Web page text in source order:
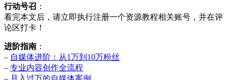
行动号召 ：
看完本文后，请立即执行注册一个资源教程相关账号，并在评
论区打卡！
进阶指南 ：
– 自媒体进阶：从1万到10万粉丝
– 专业内容创作全流程
– 月入过万的自媒体案例